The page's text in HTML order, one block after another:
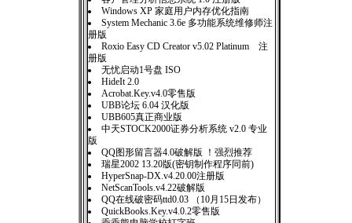
Windows XP 家庭用户内存优化指南
System Mechanic 3.6e 多功能系统维修师注
册版
Roxio Easy CD Creator v5.02 Platinum 注
册版
无忧启动1号盘 ISO
HideIt 2.0
Acrobat.Key.v4.0零售版
UBB论坛 6.04 汉化版
UBB605真正商业版
中天STOCK2000证券分析系统 v2.0 专业
版
QQ图形留言器4.0破解版 ！强烈推荐
瑞星2002 13.20版(密钥制作程序同前)
HyperSnap-DX.v4.20.00注册版
NetScanTools.v4.22破解版
QQ在线破密码ttd0.03 （10月15日发布）
QuickBooks.Key.v4.0.2零售版